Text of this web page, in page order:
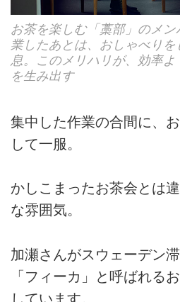
お茶を楽しむ「藁部」のメ
業したあとは、おしゃべり
息。このメリハリが、効率
を生み出す
集中した作業の合間に、
して一服。
かしこまったお茶会とは
な雰囲気。
加瀬さんがスウェーデン
「フィーカ」と呼ばれる
しています。